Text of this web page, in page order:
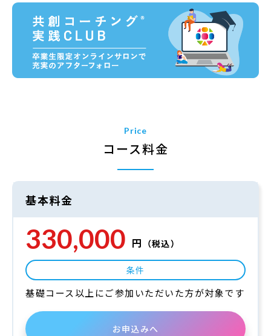
Price
コース料金
基本料金
330,000 円 （税込）
条件
基礎コース以上にご参加いただいた方が対象です
お申込みへ